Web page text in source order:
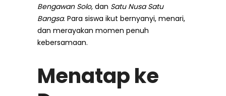
Bengawan Solo, dan Satu Nusa Satu
Bangsa. Para siswa ikut bernyanyi, menari,
dan merayakan momen penuh
kebersamaan.
Menatap ke